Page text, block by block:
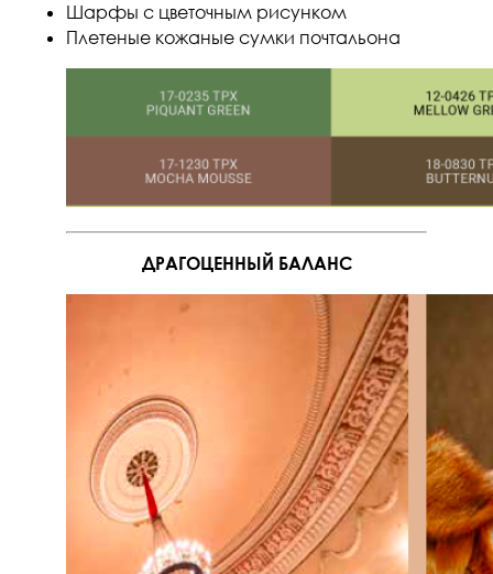
Шарфы с цветочным рисунком
Плетеные кожаные сумки почтальона
ДРАГОЦЕННЫЙ БАЛАНС